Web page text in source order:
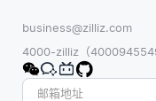
business@zilliz.com
4000-zilliz（